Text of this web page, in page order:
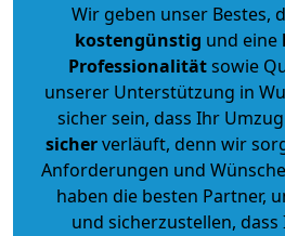
Wir geben unser Bestes,
kostengünstig und eine
Professionalitätsowie
unserer Unterstützung in
sicher sein, dass Ihr Umzug
sicherverläuft, denn wir
Anforderungen und
haben die besten Partner,
und sicherzustellen,